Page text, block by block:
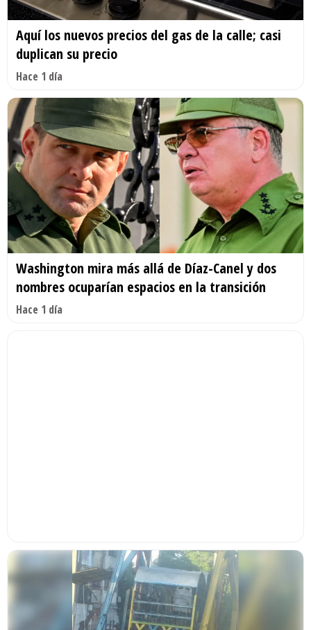
Aquí los nuevos precios del gas de la calle; casi
duplican su precio
Hace 1 día
Washington mira más allá de Díaz-Canel y dos
nombres ocuparían espacios en la transición
Hace 1 día